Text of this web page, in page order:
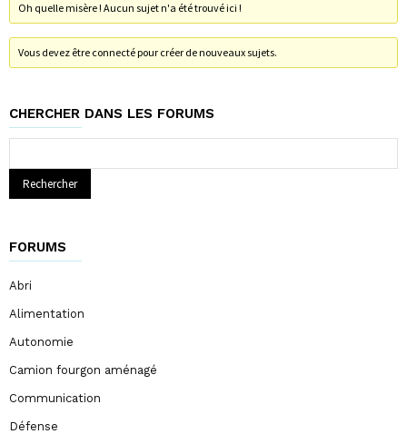
Oh quelle misère ! Aucun sujet n'a été trouvé ici !
Vous devez être connecté pour créer de nouveaux sujets.
CHERCHER DANS LES FORUMS
FORUMS
Abri
Alimentation
Autonomie
Camion fourgon aménagé
Communication
Défense